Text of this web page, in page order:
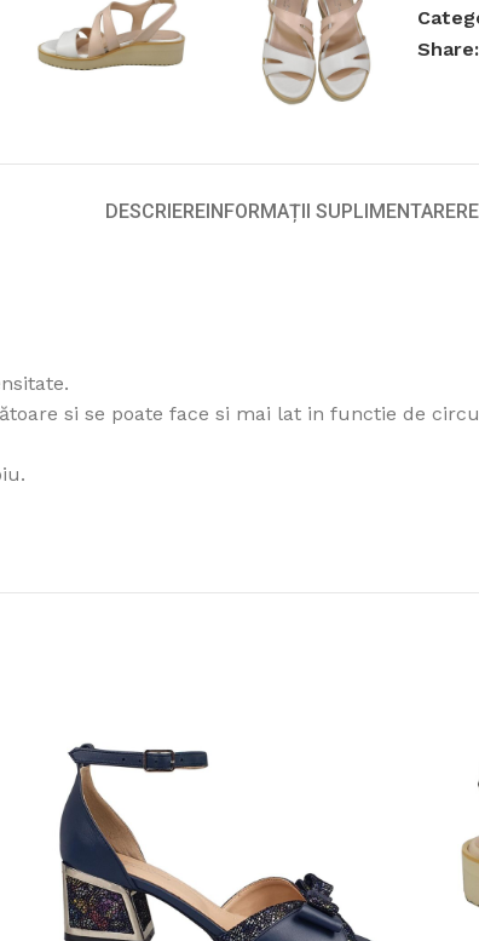
Share:
DESCRIEREINFORMAȚII SUPLIMENTARE
si se poate face si mai lat in functie de